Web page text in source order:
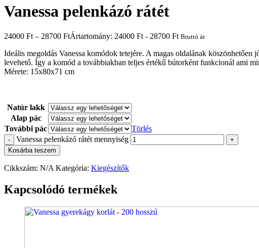
Vanessa pelenkázó rátét
24000 Ft – 28700 FtÁrtartomány: 24000 Ft - 28700 Ft Bruttó ár
Ideális megoldás Vanessa komódok tetejére. A magas oldalának
levehető. Így a komód a továbbiakban teljes értékű bútorként funkcionál ami
Mérete: 15x80x71 cm
Natúr lakk
Alap pác
További pác
Törlés
- Vanessa pelenkázó rátét mennyiség
+
Kosárba teszem
Cikkszám: N/A Kategória: Kiegészítők
Kapcsolódó termékek